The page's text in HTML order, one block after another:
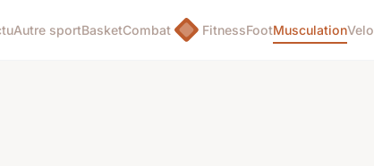
Autre sportBasketCombat FitnessFootMusculationVelo